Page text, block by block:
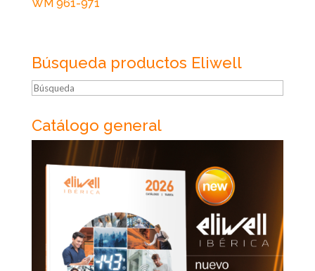
WM 961-971
Búsqueda productos Eliwell
Búsqueda
Catálogo general